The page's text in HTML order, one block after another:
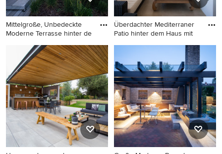
Mittelgroße, Unbedeckte
Moderne Terrasse hinter de
Mittelgroße, Unbedeckte
Moderne Terrasse hinter dem
Haus mit Outdoor-Küche in
Stuttgart
Überdachter Mediterraner
Patio hinter dem Haus mit
Überdachter Mediterraner
Patio hinter dem Haus mit
Outdoor-Küche in Alicante-
Costa Blanca